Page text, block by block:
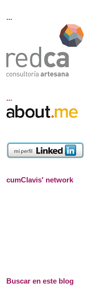
...
...
cumClavis' network
Buscar en este blog